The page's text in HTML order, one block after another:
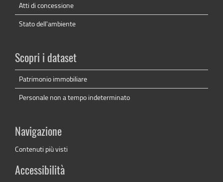
Atti di concessione
Stato dell'ambiente
Scopri i dataset
Patrimonio immobiliare
Personale non a tempo indeterminato
Navigazione
Contenuti più visti
Accessibilità